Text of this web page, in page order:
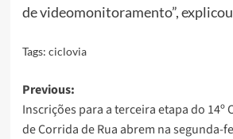
de videomonitoramento”,
Tags: ciclovia
Post
navigation
Previous:
Inscrições para a terceira etapa do 14º
de Corrida de Rua abrem na segunda-